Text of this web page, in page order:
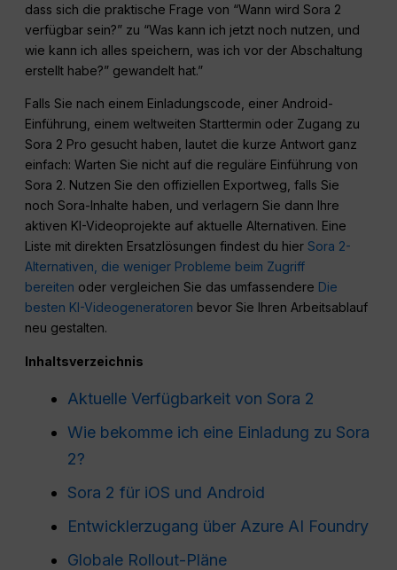
dass sich die praktische Frage von “Wann wird Sora 2
verfügbar sein?” zu “Was kann ich jetzt noch nutzen, und
wie kann ich alles speichern, was ich vor der Abschaltung
erstellt habe?” gewandelt hat.”
Falls Sie nach einem Einladungscode, einer Android-
Einführung, einem weltweiten Starttermin oder Zugang zu
Sora 2 Pro gesucht haben, lautet die kurze Antwort ganz
einfach: Warten Sie nicht auf die reguläre Einführung von
Sora 2. Nutzen Sie den offiziellen Exportweg, falls Sie
noch Sora-Inhalte haben, und verlagern Sie dann Ihre
aktiven KI-Videoprojekte auf aktuelle Alternativen. Eine
Liste mit direkten Ersatzlösungen findest du hierSora 2-
Alternativen, die weniger Probleme beim Zugriff
bereiten oder vergleichen Sie das umfassendere Die
besten KI-Videogeneratoren bevor Sie Ihren Arbeitsablauf
neu gestalten.
Inhaltsverzeichnis
Aktuelle Verfügbarkeit von Sora 2
Wie bekomme ich eine Einladung zu Sora
2?
Sora 2 für iOS und Android
Entwicklerzugang über Azure AI Foundry
Globale Rollout-Pläne